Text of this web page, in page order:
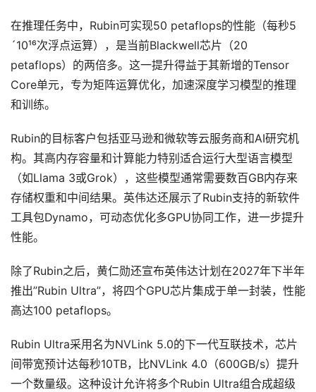
在推理任务中，Rubin可实现50 petaflops的性能（每秒5
´10¹⁶次浮点运算），是当前Blackwell芯片（20
petaflops）的两倍多。这一提升得益于其新增的Tensor
Core单元，专为矩阵运算优化，加速深度学习模型的推理
和训练。
Rubin的目标客户包括亚马逊和微软等云服务商和AI研究机
构。其高内存容量和计算能力特别适合运行大型语言模型
（如Llama 3或Grok），这些模型通常需要数百GB内存来
存储权重和中间结果。英伟达还展示了Rubin支持的新软件
工具包Dynamo，可动态优化多GPU协同工作，进一步提升
性能。
除了Rubin之后，黄仁勋还宣布英伟达计划在2027年下半年
推出”Rubin Ultra”，将四个GPU芯片集成于单一封装，性能
高达100 petaflops。
Rubin Ultra采用名为NVLink 5.0的下一代互联技术，芯片
间带宽预计达每秒10TB，比NVLink 4.0（600GB/s）提升
一个数量级。这种设计允许将多个Rubin Ultra组合成超级